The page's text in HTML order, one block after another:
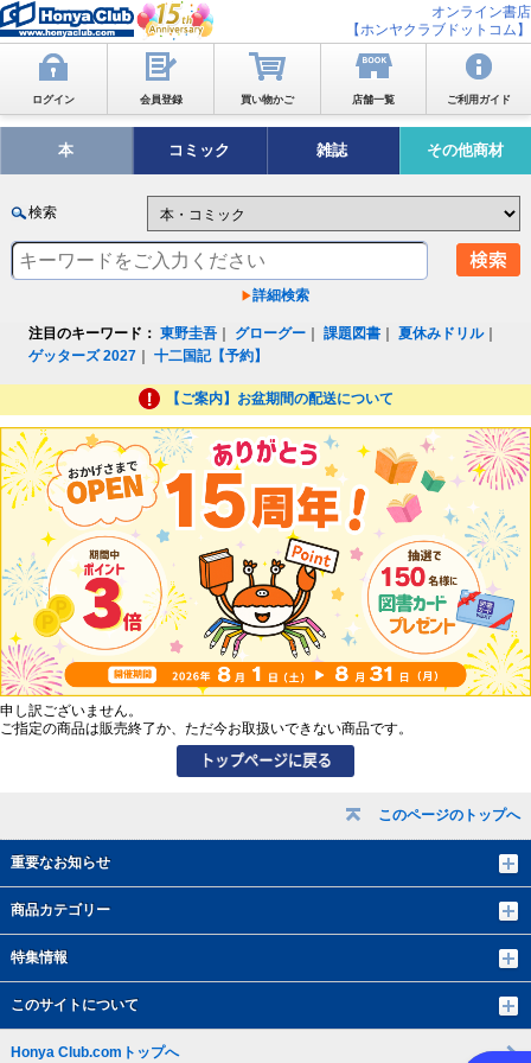
オンライン書店
【ホンヤクラブドットコム】
ログイン 会員登録 買い物かご 店舗一覧 ご利用ガイド
本 コミック 雑誌 その他商材
検索
詳細検索
注目のキーワード： 東野圭吾 グローグー ｜課題図書 ｜夏休みドリル｜
ゲッターズ 2027 ｜十二国記【予約】
【ご案内】お盆期間の配送について
このページのトップへ
重要なお知らせ
商品カテゴリー
特集情報
このサイトについて
申し訳ございません。
ご指定の商品は販売終了か、ただ今お取扱いできない商品です。
Honya Club.comトップへ